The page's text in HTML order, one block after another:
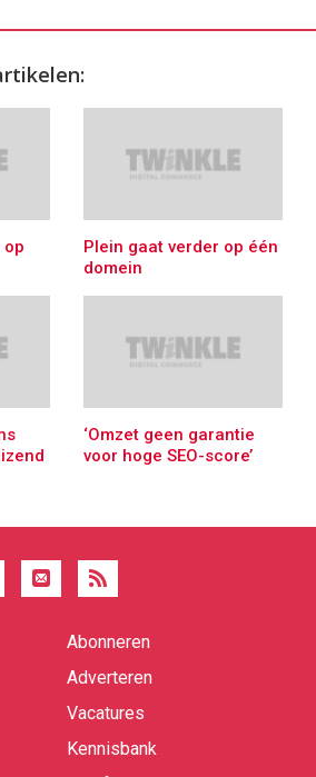
op
Plein gaat verder op één
domein
‘Omzet geen garantie
voor hoge SEO-score’
Abonneren
Adverteren
Vacatures
Kennisbank